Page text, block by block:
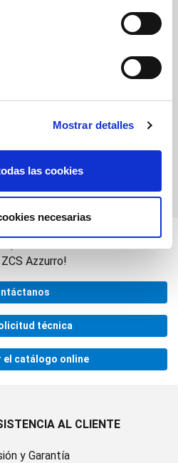
Mostrar detalles
las cookies
necesarias
Azzurro!
técnica
el catálogo online
AL CLIENTE
y Garantía